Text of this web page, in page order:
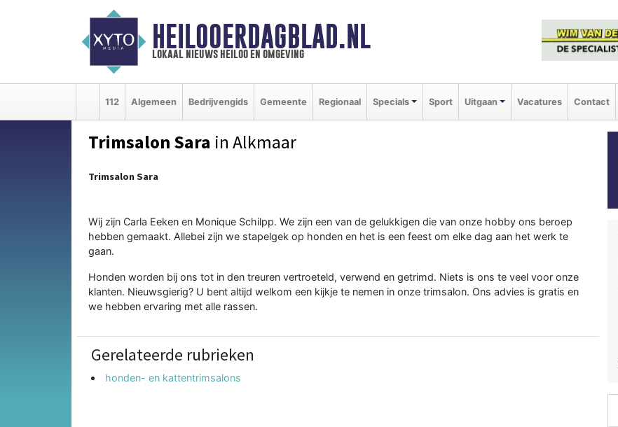
HEILOOERDAGBLAD.NL
lokaal nieuws heiloo en omgeving
112 Algemeen Bedrijvengids Gemeente Regionaal Specials Sport Uitgaan Vacatures Contact
Trimsalon Sara in Alkmaar
Trimsalon Sara
Wij zijn Carla Eeken en Monique Schilpp. We zijn een van de gelukkigen die van onze hobby ons beroep
hebben gemaakt. Allebei zijn we stapelgek op honden en het is een feest om elke dag aan het werk te
gaan.
Honden worden bij ons tot in den treuren vertroeteld, verwend en getrimd. Niets is ons te veel voor onze
klanten. Nieuwsgierig? U bent altijd welkom een kijkje te nemen in onze trimsalon. Ons advies is gratis en
we hebben ervaring met alle rassen.
Gerelateerde rubrieken
honden- en kattentrimsalons